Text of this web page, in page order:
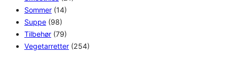
Sommer (14)
Suppe (98)
Tilbehør (79)
Vegetarretter (254)